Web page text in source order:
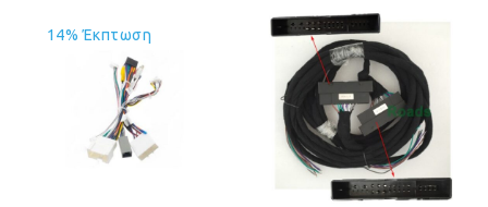
14% Έκπτωση